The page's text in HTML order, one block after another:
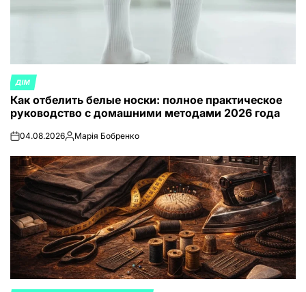
ОПУБЛИКОВАНО
В
ДІМ
Как отбелить белые носки: полное практическое
руководство с домашними методами 2026 года
on04.08.2026Запись
Марія Бобренко